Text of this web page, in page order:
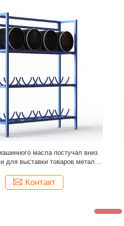
ISO встал на сторону стойка
алюминиевого сплава 6
Контакт